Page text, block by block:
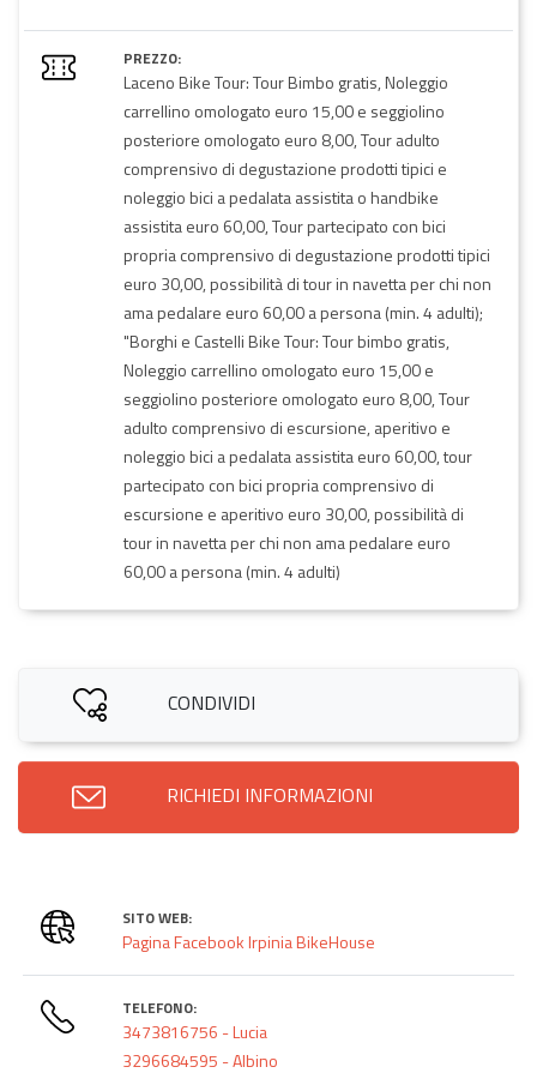
PREZZO:
Laceno Bike Tour: Tour Bimbo gratis, Noleggio
carrellino omologato euro 15,00 e seggiolino
posteriore omologato euro 8,00, Tour adulto
comprensivo di degustazione prodotti tipici e
noleggio bici a pedalata assistita o handbike
assistita euro 60,00, Tour partecipato con bici
propria comprensivo di degustazione prodotti tipici
euro 30,00, possibilità di tour in navetta per chi non
ama pedalare euro 60,00 a persona (min. 4 adulti);
"Borghi e Castelli Bike Tour: Tour bimbo gratis,
Noleggio carrellino omologato euro 15,00 e
seggiolino posteriore omologato euro 8,00, Tour
adulto comprensivo di escursione, aperitivo e
noleggio bici a pedalata assistita euro 60,00, tour
partecipato con bici propria comprensivo di
escursione e aperitivo euro 30,00, possibilità di
tour in navetta per chi non ama pedalare euro
60,00 a persona (min. 4 adulti)
CONDIVIDI
RICHIEDI INFORMAZIONI
SITO WEB:
Pagina Facebook Irpinia BikeHouse
TELEFONO:
3473816756 - Lucia
3296684595 - Albino